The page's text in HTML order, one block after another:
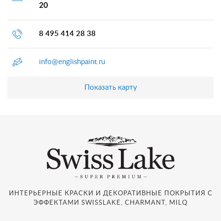
20
8 495 414 28 38
info@englishpaint.ru
Показать карту
ИНТЕРЬЕРНЫЕ КРАСКИ И ДЕКОРАТИВНЫЕ ПОКРЫТИЯ С
ЭФФЕКТАМИ SWISSLAKE, CHARMANT, MILQ